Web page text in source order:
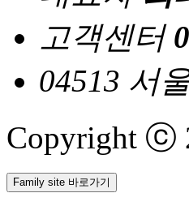
고객센터
04513 서
Copyright ⓒ
Family site 바로가기